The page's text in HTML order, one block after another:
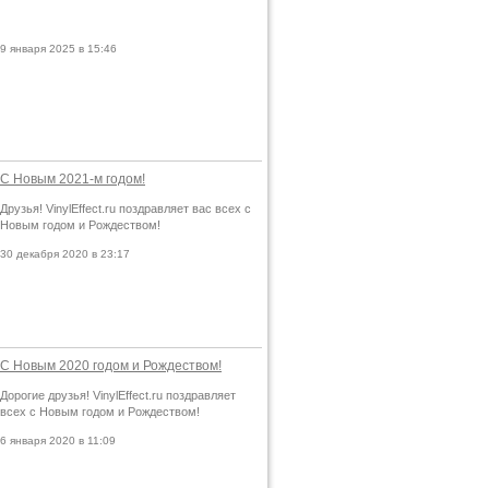
9 января 2025 в 15:46
С Новым 2021-м годом!
Друзья! VinylEffect.ru поздравляет вас всех с
Новым годом и Рождеством!
30 декабря 2020 в 23:17
С Новым 2020 годом и Рождеством!
Дорогие друзья! VinylEffect.ru поздравляет
всех с Новым годом и Рождеством!
6 января 2020 в 11:09